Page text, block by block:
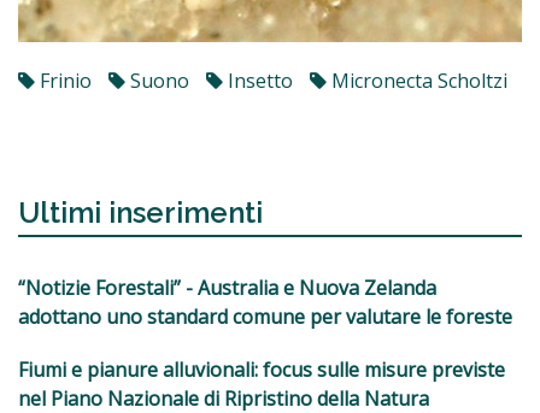
Frinio Suono Insetto Micronecta Scholtzi
Ultimi inserimenti
“Notizie Forestali” - Australia e Nuova Zelanda
adottano uno standard comune per valutare le foreste
Fiumi e pianure alluvionali: focus sulle misure previste
nel Piano Nazionale di Ripristino della Natura